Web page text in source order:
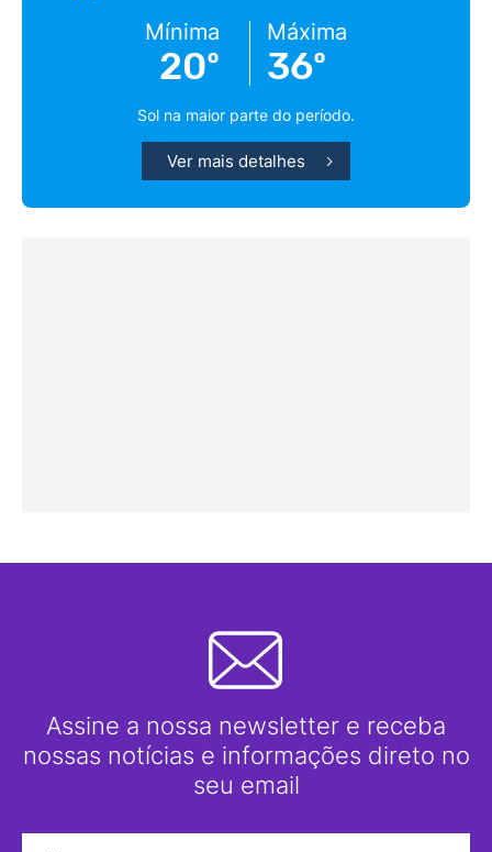
Mínima
20º
Máxima
36º
Sol na maior parte do período.
Ver mais detalhes
Assine a nossa newsletter e receba
nossas notícias e informações direto no
seu email